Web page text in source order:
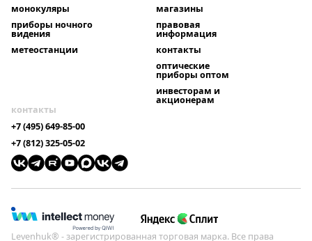
монокуляры
приборы ночного
видения
метеостанции
магазины
правовая
информация
контакты
оптические
приборы оптом
инвесторам и
акционерам
контакты
+7 (495) 649-85-00
+7 (812) 325-05-02
Levenhuk® - зарегистрированная торговая марка. Все права